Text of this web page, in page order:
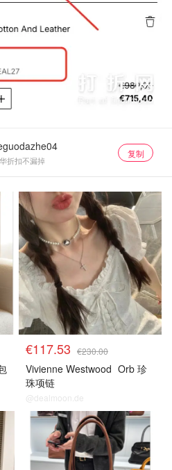
折扣不漏掉
复制
€117.53 €230.00
Vivienne Westwood Orb 珍
珠项链
@dealmoon.de